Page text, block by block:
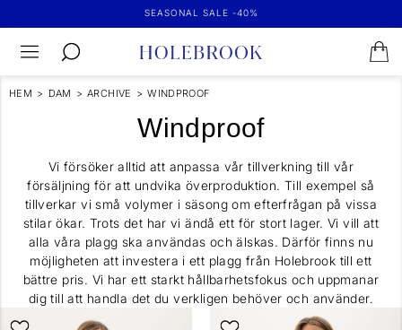
SEASONAL SALE -40%
HEM > DAM > ARCHIVE > WINDPROOF
Windproof
Vi försöker alltid att anpassa vår tillverkning till vår
försäljning för att undvika överproduktion. Till exempel så
tillverkar vi små volymer i säsong om efterfrågan på vissa
stilar ökar. Trots det har vi ändå ett för stort lager. Vi vill att
alla våra plagg ska användas och älskas. Därför finns nu
möjligheten att investera i ett plagg från Holebrook till ett
bättre pris. Vi har ett starkt hållbarhetsfokus och uppmanar
dig till att handla det du verkligen behöver och använder.